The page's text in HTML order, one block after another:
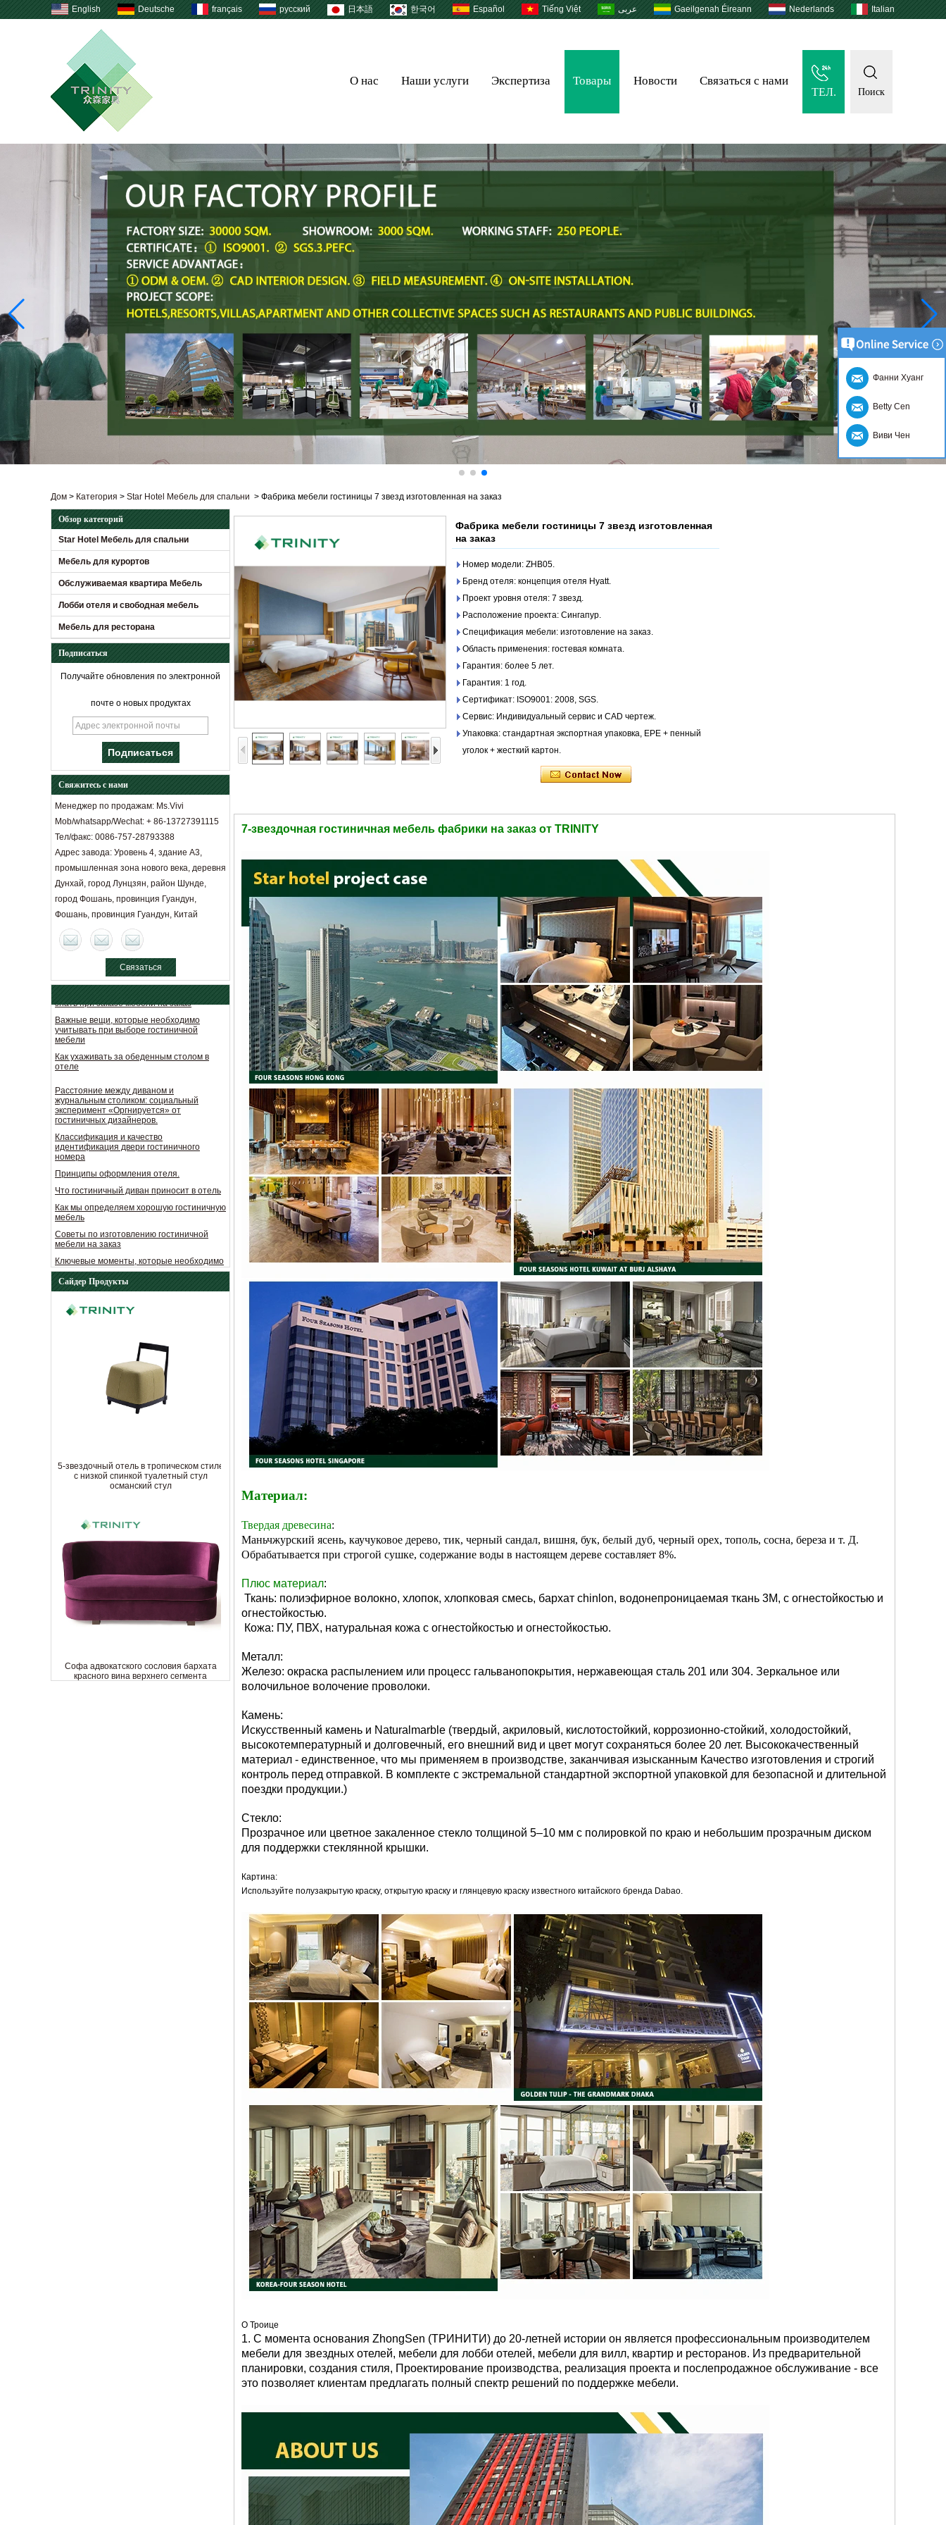
English Deutsche français русский 日本語 한국어 Español Tiếng Việt عربى Gaeilgenah Éireann Nederlands Italian
О нас Наши услуги Экспертиза Товары Новости Связаться с нами
ТЕЛ. Поиск
Дом > Категория > Star Hotel Мебель для спальни > Фабрика мебели гостиницы 7 звезд изготовленная на заказ
Обзор категорий
Star Hotel Мебель для спальни
Мебель для курортов
Обслуживаемая квартира Мебель
Лобби отеля и свободная мебель
Мебель для ресторана
Подписаться
Получайте обновления по электронной
почте о новых продуктах
Свяжитесь с нами
Менеджер по продажам: Ms.Vivi
Mob/whatsapp/Wechat: + 86-13727391115
Тел/факс: 0086-757-28793388
Адрес завода: Уровень 4, здание A3,
промышленная зона нового века, деревня
Дунхай, город Лунцзян, район Шунде,
город Фошань, провинция Гуандун,
Фошань, провинция Гуандун, Китай
Связаться
сейчас
Расстояние между диваном и
журнальным столиком: социальный
эксперимент «Оргнируется» от
гостиничных дизайнеров.
Классификация и качество
идентификация двери гостиничного
номера
Принципы оформления отеля.
Что гостиничный диван приносит в отель
Как мы определяем хорошую гостиничную
Советы по изготовлению гостиничной
мебели на заказ
Ключевые моменты, которые необходимо
знать при заказе мебели на заказ
учитывать при выборе гостиничной
мебели
Как ухаживать за обеденным столом в
отеле
Расстояние между диваном и
эксперимент «Оргнируется» от
гостиничных дизайнеров.
Классификация и качество
идентификация двери гостиничного
номера
Принципы оформления отеля.
мебель
Советы по изготовлению гостиничной
мебели на заказ
Ключевые моменты, которые необходимо
знать при заказе мебели на заказ
Важные вещи, которые необходимо
учитывать при выборе гостиничной
мебели
отеле
Сайдер Продукты
5-звездочный отель в тропическом стиле
с низкой спинкой туалетный стул
османский стул
Софа адвокатского сословия бархата
красного вина верхнего сегмента
Фабрика мебели гостиницы 7 звезд изготовленная
на заказ
Номер модели: ZHB05.
Бренд отеля: концепция отеля Hyatt.
Проект уровня отеля: 7 звезд.
Расположение проекта: Сингапур.
Спецификация мебели: изготовление на заказ.
Область применения: гостевая комната.
Гарантия: более 5 лет.
Гарантия: 1 год.
Сертификат: ISO9001: 2008, SGS.
Сервис: Индивидуальный сервис и CAD чертеж.
Упаковка: стандартная экспортная упаковка, EPE + пенный
уголок + жесткий картон.
7-звездочная гостиничная мебель фабрики на заказ от TRINITY
Материал:
Твердая древесина:
Маньчжурский ясень, каучуковое дерево, тик, черный сандал, вишня, бук, белый дуб, черный орех, тополь, сосна, береза ​​и т. Д.
Обрабатывается при строгой сушке, содержание воды в настоящем дереве составляет 8%.
Плюс материал:
Ткань: полиэфирное волокно, хлопок, хлопковая смесь, бархат chinlon, водонепроницаемая ткань 3M, с огнестойкостью и
огнестойкостью.
Кожа: ПУ, ПВХ, натуральная кожа с огнестойкостью и огнестойкостью.
Металл:
Железо: окраска распылением или процесс гальванопокрытия, нержавеющая сталь 201 или 304. Зеркальное или
волочильное волочение проволоки.
Камень:
Искусственный камень и Naturalmarble (твердый, акриловый, кислотостойкий, коррозионно-стойкий, холодостойкий,
высокотемпературный и долговечный, его внешний вид и цвет могут сохраняться более 20 лет. Высококачественный
материал - единственное, что мы применяем в производстве, заканчивая изысканным Качество изготовления и строгий
контроль перед отправкой. В комплекте с экстремальной стандартной экспортной упаковкой для безопасной и длительной
поездки продукции.)
Стекло:
Прозрачное или цветное закаленное стекло толщиной 5–10 мм с полировкой по краю и небольшим прозрачным диском
для поддержки стеклянной крышки.
Картина:
Используйте полузакрытую краску, открытую краску и глянцевую краску известного китайского бренда Dabao.
О Троице
1. С момента основания ZhongSen (ТРИНИТИ) до 20-летней истории он является профессиональным производителем
мебели для звездных отелей, мебели для лобби отелей, мебели для вилл, квартир и ресторанов. Из предварительной
планировки, создания стиля, Проектирование производства, реализация проекта и послепродажное обслуживание - все
это позволяет клиентам предлагать полный спектр решений по поддержке мебели.
Фанни Хуанг
Betty Cen
Виви Чен